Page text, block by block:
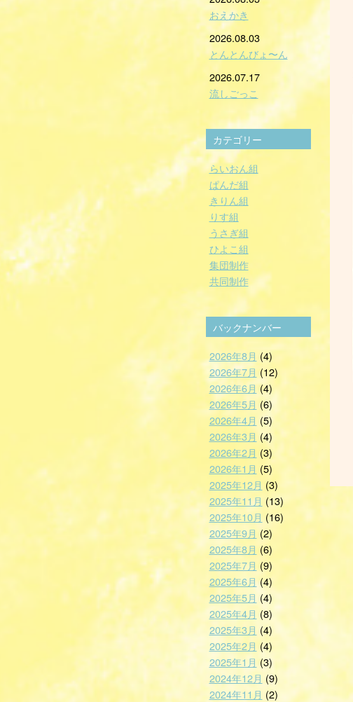
おえかき
2026.08.03
とんとんびょ〜ん
2026.07.17
流しごっこ
カテゴリー
らいおん組
ぱんだ組
きりん組
りす組
うさぎ組
ひよこ組
集団制作
共同制作
バックナンバー
2026年8月 (4)
2026年7月 (12)
2026年6月 (4)
2026年5月 (6)
2026年4月 (5)
2026年3月 (4)
2026年2月 (3)
2026年1月 (5)
2025年12月 (3)
2025年11月 (13)
2025年10月 (16)
2025年9月 (2)
2025年8月 (6)
2025年7月 (9)
2025年6月(4)
2025年5月 (4)
2025年4月 (8)
2025年3月 (4)
2025年2月 (4)
2025年1月 (3)
2024年12月 (9)
2024年11月 (2)